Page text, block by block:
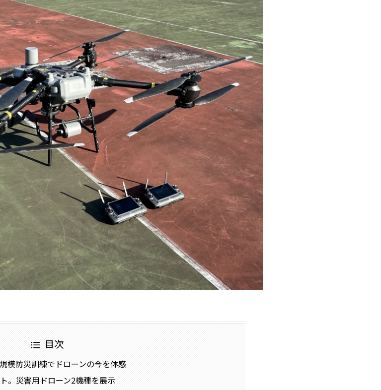
目次
模防災訓練でドローンの今を体感
。災害用ドローン2機種を展示